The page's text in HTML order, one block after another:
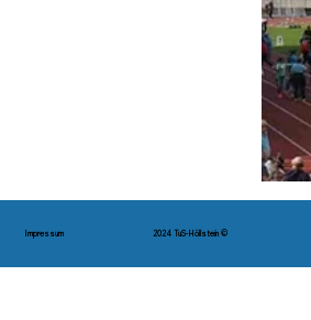
2024 TuS-Höllstein ©
Impressum